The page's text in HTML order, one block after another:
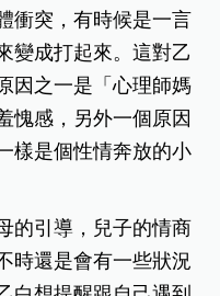
衝突，有時候是一言
變成打起來。這對乙
因之一是「心理師媽
愧感，另外一個原因
樣是個性情奔放的小
的引導，兒子的情商
時還是會有一些狀況